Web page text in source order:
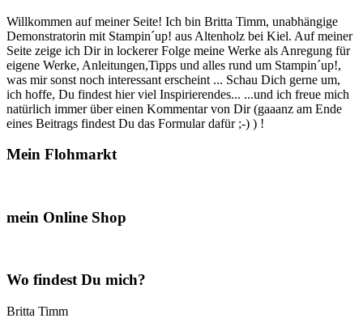
Willkommen auf meiner Seite! Ich bin Britta Timm, unabhängige
Demonstratorin mit Stampin´up! aus Altenholz bei Kiel. Auf meiner
Seite zeige ich Dir in lockerer Folge meine Werke als Anregung für
eigene Werke, Anleitungen,Tipps und alles rund um Stampin´up!,
was mir sonst noch interessant erscheint ... Schau Dich gerne um,
ich hoffe, Du findest hier viel Inspirierendes... ...und ich freue mich
natürlich immer über einen Kommentar von Dir (gaaanz am Ende
eines Beitrags findest Du das Formular dafür ;-) ) !
Mein Flohmarkt
mein Online Shop
Wo findest Du mich?
Britta Timm